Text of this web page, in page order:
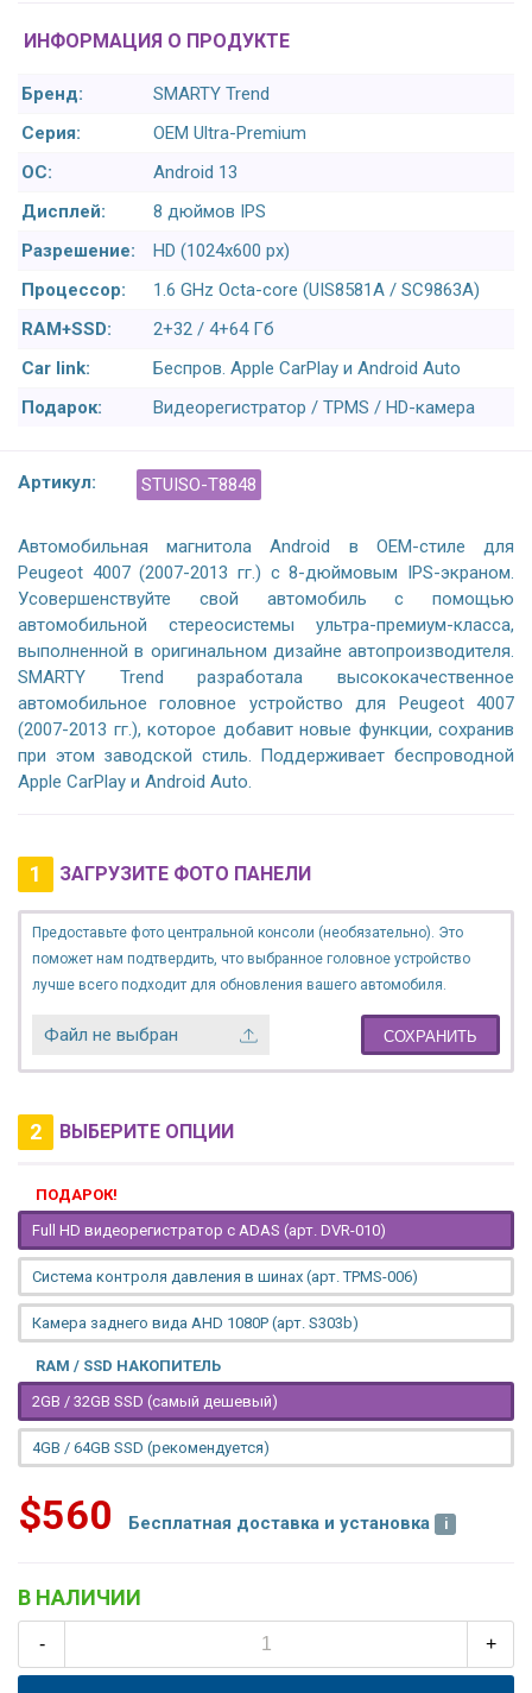
ИНФОРМАЦИЯ О ПРОДУКТЕ
Бренд:
SMARTY Trend
Серия:
OEM Ultra-Premium
ОС:
Android 13
Дисплей:
8 дюймов IPS
Разрешение:
HD (1024х600 px)
Процессор:
1.6 GHz Octa-core (UIS8581A / SC9863A)
RAM+SSD:
2+32 / 4+64 Гб
Car link:
Беспров. Apple CarPlay и Android Auto
Подарок:
Видеорегистратор / TPMS / HD-камера
Артикул: STUISO-T8848
Автомобильная магнитола Android в OEM-стиле для
Peugeot 4007 (2007-2013 гг.) с 8-дюймовым IPS-экраном.
Усовершенствуйте свой автомобиль с помощью
автомобильной стереосистемы ультра-премиум-класса,
выполненной в оригинальном дизайне автопроизводителя.
SMARTY Trend разработала высококачественное
автомобильное головное устройство для Peugeot 4007
(2007-2013 гг.), которое добавит новые функции, сохранив
при этом заводской стиль. Поддерживает беспроводной
Apple CarPlay и Android Auto.
1 ЗАГРУЗИТЕ ФОТО ПАНЕЛИ
Предоставьте фото центральной консоли (необязательно). Это
поможет нам подтвердить, что выбранное головное устройство
лучше всего подходит для обновления вашего автомобиля.
Файл не выбран СОХРАНИТЬ
2 ВЫБЕРИТЕ ОПЦИИ
ПОДАРОК!
Full HD видеорегистратор с ADAS (арт. DVR-010)
Система контроля давления в шинах (арт. TPMS-006)
Камера заднего вида AHD 1080P (арт. S303b)
RAM / SSD НАКОПИТЕЛЬ
2GB / 32GB SSD (самый дешевый)
4GB / 64GB SSD (рекомендуется)
$560 Бесплатная доставка и установка
В НАЛИЧИИ
- +